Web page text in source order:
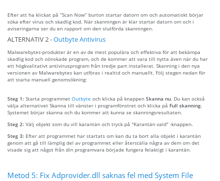
Efter att ha klickat på “Scan Now” burton startar datorn om och automatiskt börjar
söka efter virus och skadlig kod. När skanningen är klar startar datorn om och i
aviseringarna ser du en rapport om den slutförda skanningen.
ALTERNATIV 2 -Outbyte Antivirus
Malwarebytes-produkter är en av de mest populära och effektiva för att bekämpa
skadlig kod och oönskade program, och de kommer att vara till nytta även när du har
ett högkvalitativt antivirusprogram från tredje part installerat. Skanning i den nya
versionen av Malwarebytes kan utföras i realtid och manuellt. Följ stegen nedan för
att starta manuell genomsökning:
Steg 1: Starta programmet Outbyte och klicka på knappen Skanna nu. Du kan också
välja alternativet Skanna till vänster i programfönstret och klicka på Full skanning.
Systemet börjar skanna och du kommer att kunna se skanningsresultaten.
Steg 2: Välj objekt som du vill karantän och tryck på "Karantän vald" -knappen.
Steg 3: Efter att programmet har startats om kan du ta bort alla objekt i karantän
genom att gå till lämplig del av programmet eller återställa några av dem om det
visade sig att något från din programvara började fungera felaktigt i karantän.
Metod 5: Fix Adprovider.dll saknas fel med System File